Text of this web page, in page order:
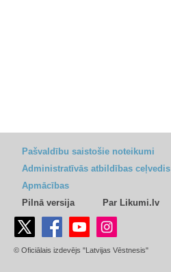
Pašvaldību saistošie noteikumi
Administratīvās atbildības ceļvedis
Apmācības
Pilnā versija
Par Likumi.lv
© Oficiālais izdevējs "Latvijas Vēstnesis"